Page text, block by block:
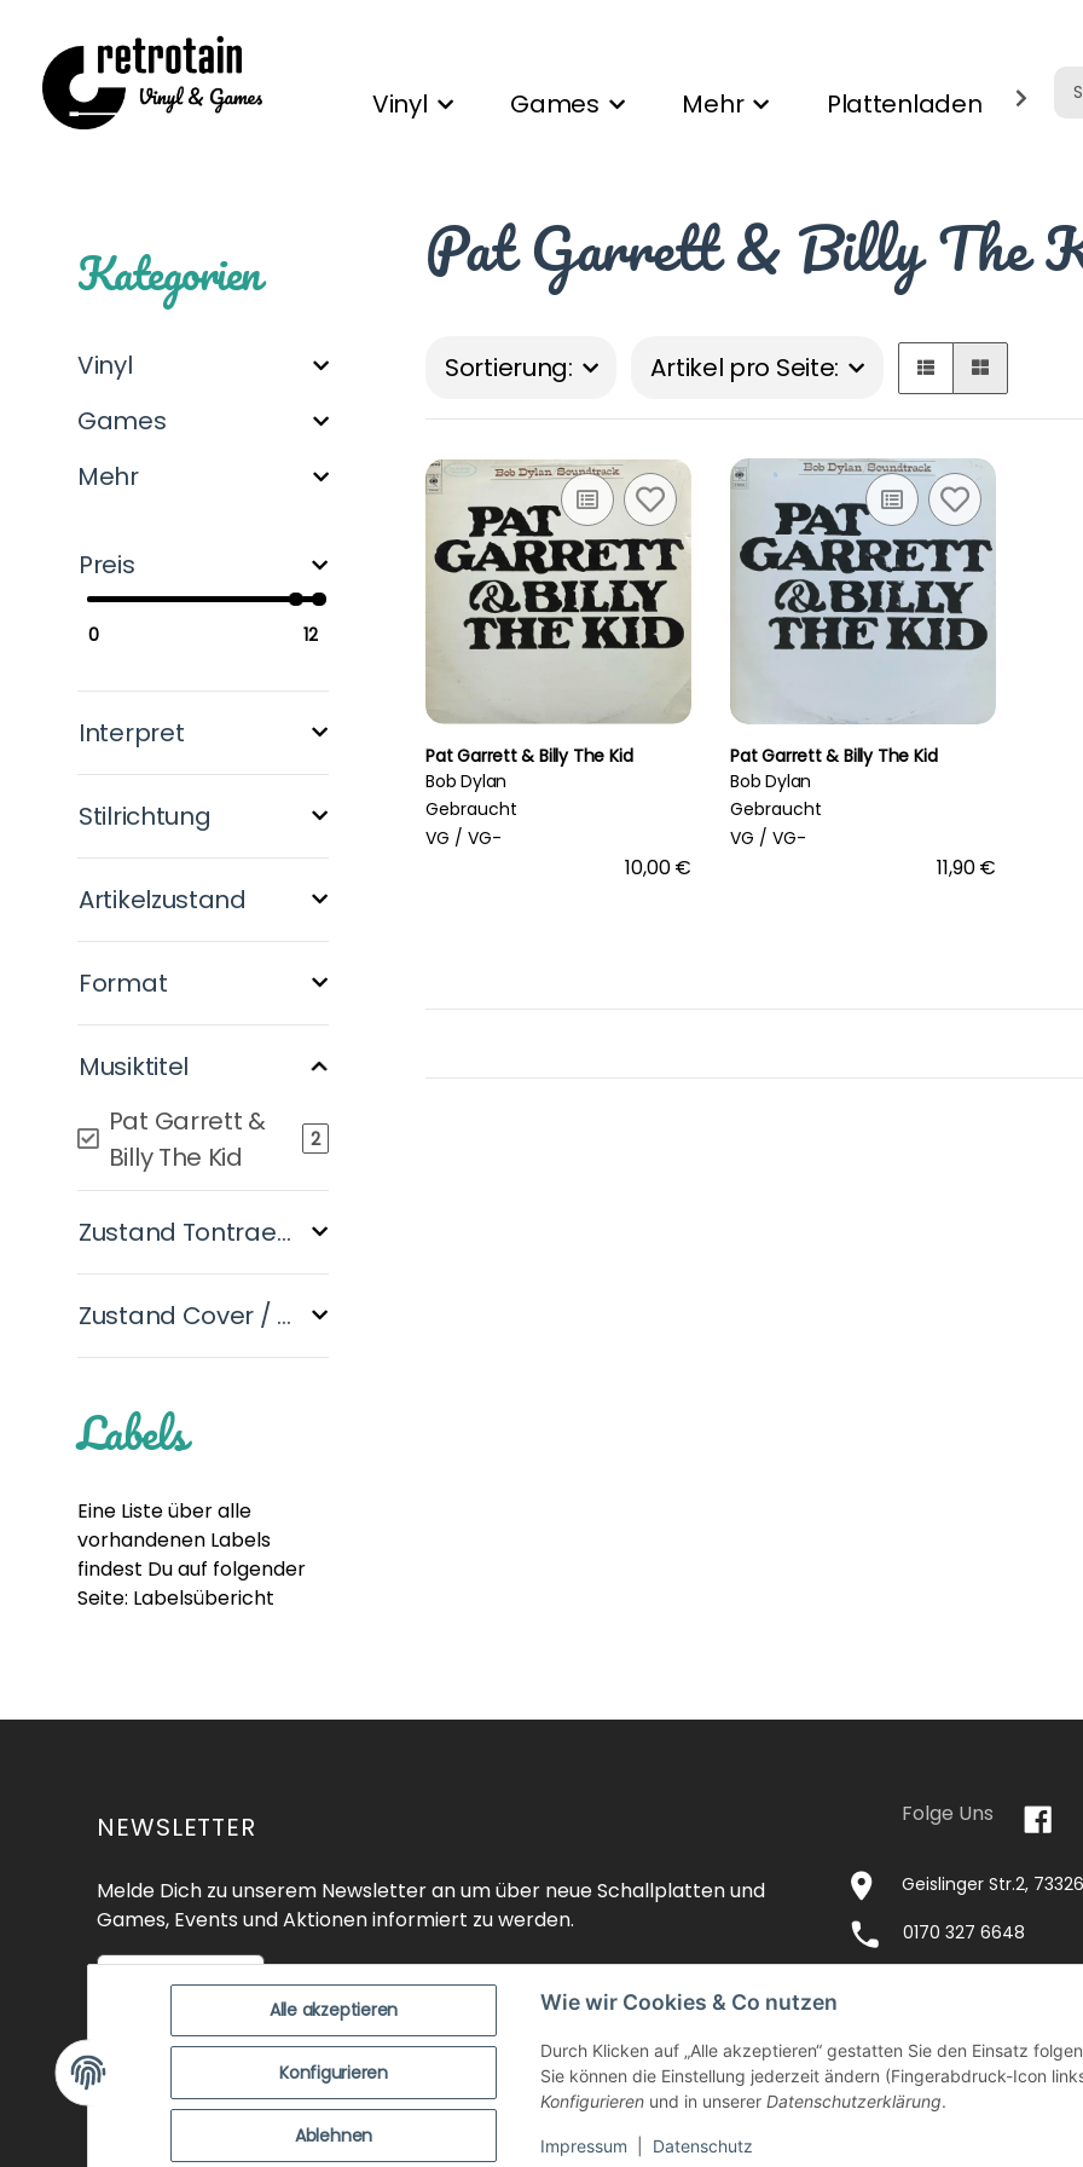
Alle akzeptieren
Konfigurieren
Ablehnen
Wie wir Cookies & Co nutzen
Durch Klicken auf „Alle akzeptieren“ gestatten Sie den Einsatz
Sie können die Einstellung jederzeit ändern (Fingerabdruck-Icon
Konfigurieren und in unserer Datenschutzerklärung.
Impressum Datenschutz
Vinyl Games Mehr Plattenladen
Pat Garrett & Billy The
Sortierung: Artikel pro Seite:
Pat Garrett & Billy The Kid
Bob Dylan
Gebraucht
VG / VG-
10,00 €
Pat Garrett & Billy The Kid
Bob Dylan
Gebraucht
VG / VG-
11,90 €
Kategorien
Vinyl
Games
Mehr
Preis
Interpret
Stilrichtung
Artikelzustand
Format
Musiktitel
Pat Garrett &
Billy The Kid
2Artikel gefunden
Zustand Tontraeger
Zustand Cover / Huelle
Labels
Eine Liste über alle
vorhandenen Labels
findest Du auf folgender
Seite: Labelsübericht
NEWSLETTER
Melde Dich zu unserem Newsletter an um über neue Schallplatten und
Games, Events und Aktionen informiert zu werden.
Zur Anmeldung
Folge Uns
Geislinger Str.2,
0170 327 6648
ÜBER UNS KONTAKT IMPRESSUM
VERSANDKOSTEN
ZUSTANDSBEWERTUNG
ZAHLUNGSMÖGLICHKEITEN AGB WIDERRUFSRECHT